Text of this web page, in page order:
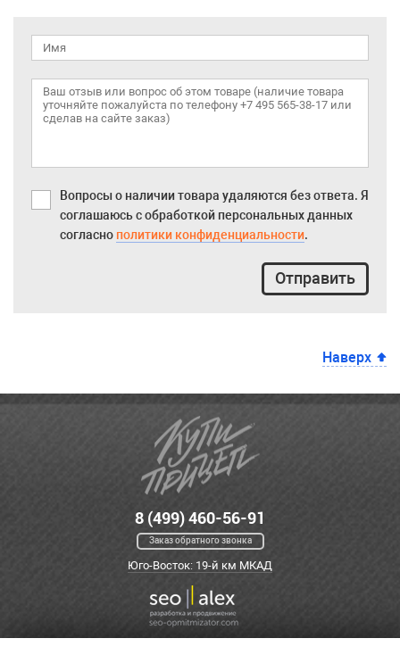
Вопросы о наличии товара удаляются без ответа. Я
соглашаюсь с обработкой персональных данных
согласно политики конфиденциальности.
Отправить
Наверх
8 (499) 460-56-91
Заказ обратного звонка
Юго-Восток: 19-й км МКАД